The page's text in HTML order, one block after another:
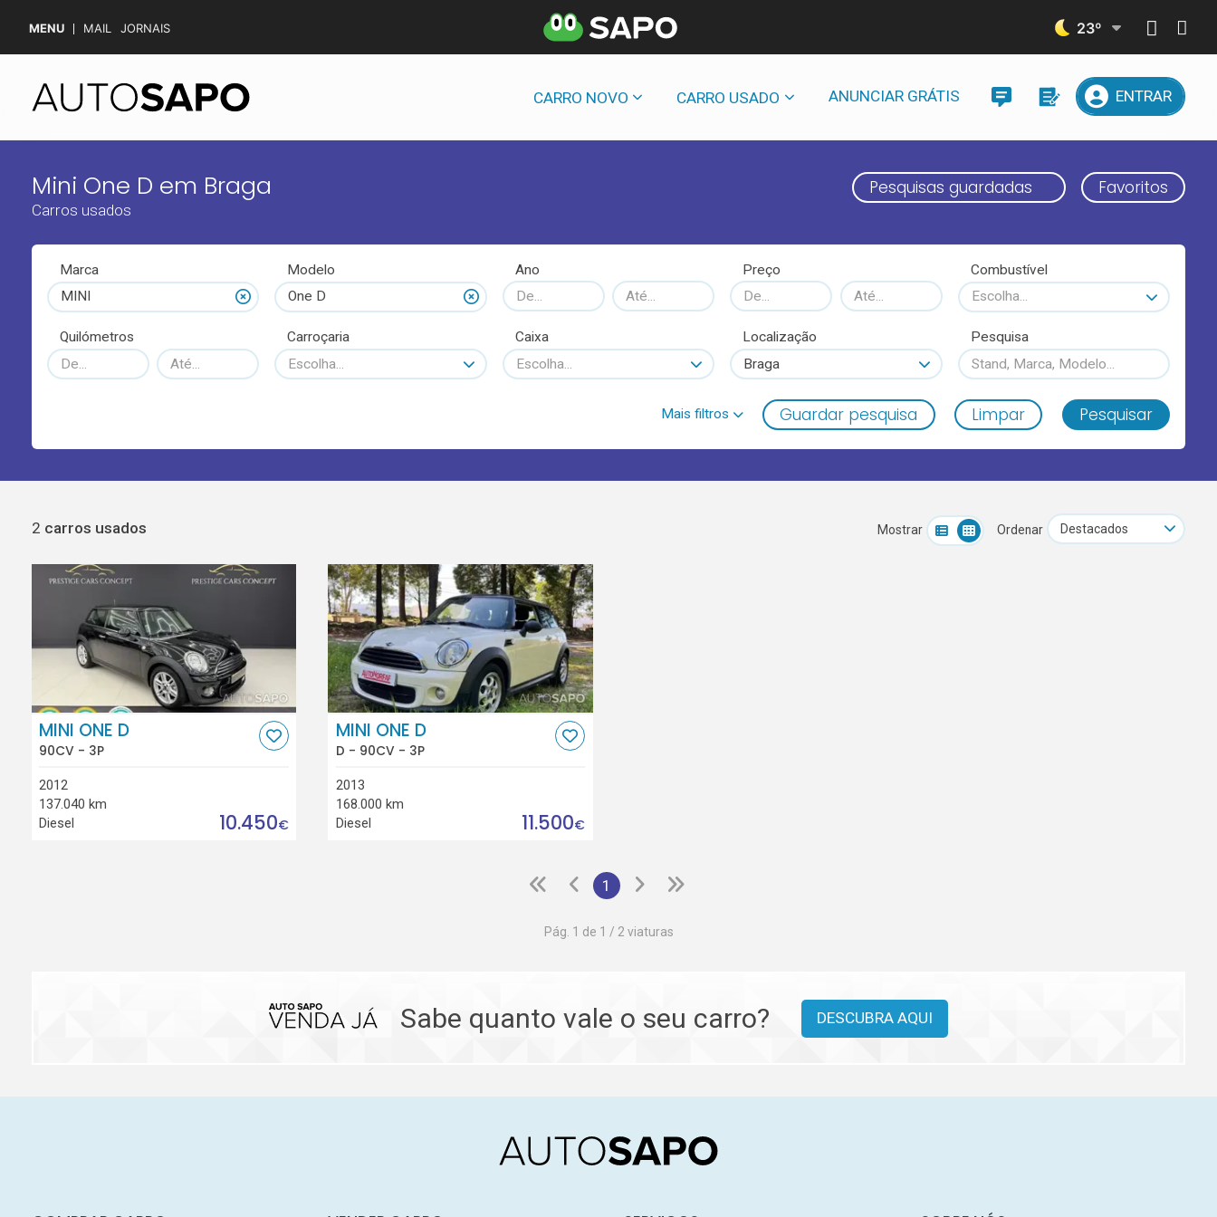
MENU MAIL JORNAIS 23º
CARRO NOVO CARRO USADO ANUNCIAR GRÁTIS ENTRAR
Mini One D em Braga
Carros usados
Pesquisas guardadas Favoritos
Marca
MINI
Modelo
One D
Ano Preço
Combustível
Escolha...
Quilómetros
Carroçaria
Escolha...
Caixa
Escolha...
Localização
Braga
Pesquisa
Guardar pesquisa Limpar Pesquisar
2 carros usados Mostrar Ordenar
MINI ONE D
90CV - 3P
2012
137.040 km
Diesel
10.450€
MINI ONE D
D - 90CV - 3P
2013
168.000 km
Diesel
11.500€
1
Pág. 1 de 1 / 2 viaturas
Sabe quanto vale o seu carro? DESCUBRA AQUI